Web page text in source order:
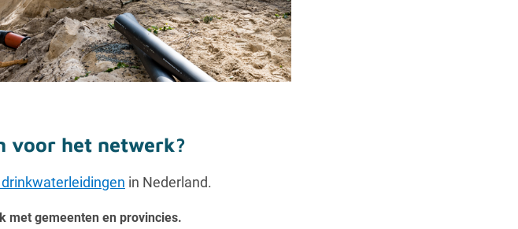
voor het netwerk?
in Nederland.
met gemeenten en provincies.